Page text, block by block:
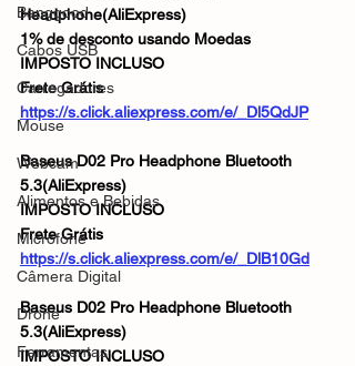
Banggood
Cabos USB
Carregadores
Mouse
Webcam
Alimentos e Bebidas
Microfone
Câmera Digital
Drone
Ferramentas
Headphone(AliExpress)
1% de desconto usando Moedas
IMPOSTO INCLUSO
Frete Grátis
https://s.click.aliexpress.com/e/_Dl5QdJP
Baseus D02 Pro Headphone Bluetooth
5.3(AliExpress)
IMPOSTO INCLUSO
Frete Grátis
https://s.click.aliexpress.com/e/_DlB10Gd
Baseus D02 Pro Headphone Bluetooth
5.3(AliExpress)
IMPOSTO INCLUSO